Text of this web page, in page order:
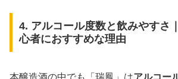
4. アルコール度数と飲みやすさ
心者におすすめな理由
本醸造酒の中でも「瑞鳳」はアルコー